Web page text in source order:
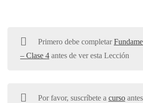
Primero debe completar
– Clase 4antes de ver esta Lección
Por favor, suscríbete a curso